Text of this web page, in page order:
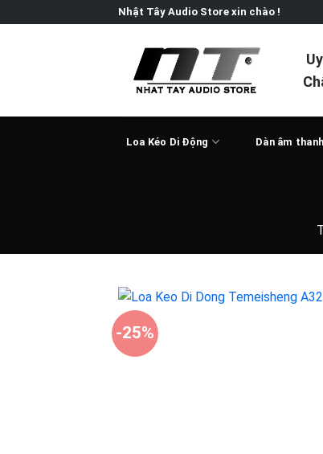
to
Nhật Tây Audio Store xin chào !
Loa Kéo Di Động Dàn âm
-25%